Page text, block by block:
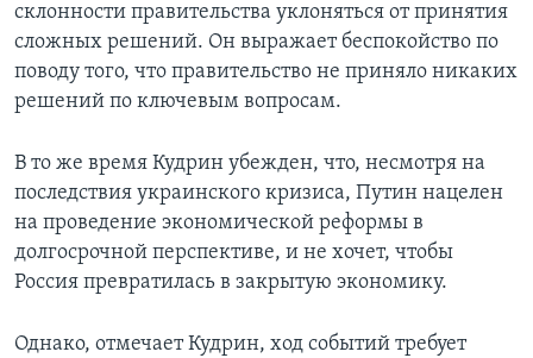
склонности правительства уклоняться от принятия
сложных решений. Он выражает беспокойство по
поводу того, что правительство не приняло никаких
решений по ключевым вопросам.
В то же время Кудрин убежден, что, несмотря на
последствия украинского кризиса, Путин нацелен
на проведение экономической реформы в
долгосрочной перспективе, и не хочет, чтобы
Россия превратилась в закрытую экономику.
Однако, отмечает Кудрин, ход событий требует